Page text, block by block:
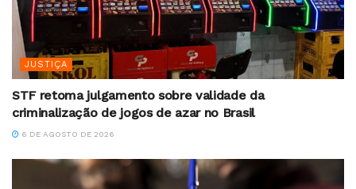
JUSTIÇA
STF retoma julgamento sobre validade da
criminalização de jogos de azar no Brasil
6 DE AGOSTO DE 2026